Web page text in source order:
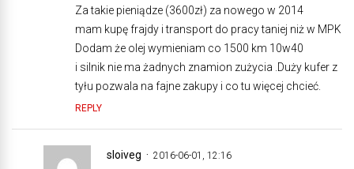
Za takie pieniądze (3600zł) za nowego w 2014
mam kupę frajdy i transport do pracy taniej niż w MPK
Dodam że olej wymieniam co 1500 km 10w40
i silnik nie ma żadnych znamion zużycia .Duży kufer z
tyłu pozwala na fajne zakupy i co tu więcej chcieć.
REPLY
sloiveg 2016-06-01, 12:16